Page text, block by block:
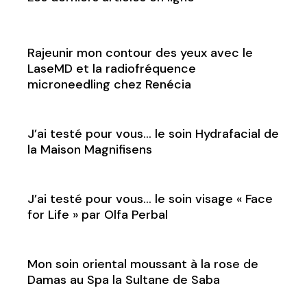
Rajeunir mon contour des yeux avec le
LaseMD et la radiofréquence
microneedling chez Renécia
J’ai testé pour vous… le soin Hydrafacial de
la Maison Magnifisens
J’ai testé pour vous… le soin visage « Face
for Life » par Olfa Perbal
Mon soin oriental moussant à la rose de
Damas au Spa la Sultane de Saba